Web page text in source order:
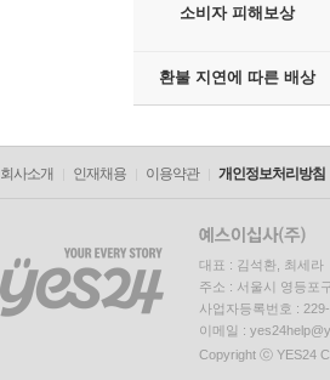
소비자 피해보상
환불 지연에 따른 배상
회사소개 인재채용 이용약관 개인정보처리방침
대표 : 김석환, 최세라
주소 : 서울시 영등포
사업자등록번호 :
이메일 :
Copyright ⓒ YES24